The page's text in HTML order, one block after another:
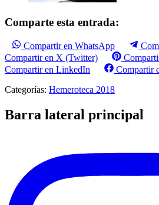
Comparte esta entrada:
Compartir en WhatsApp
Compartir en X (Twitter)
Compartir en LinkedIn
Compartir
Categorías: Hemeroteca 2018
Barra lateral principal